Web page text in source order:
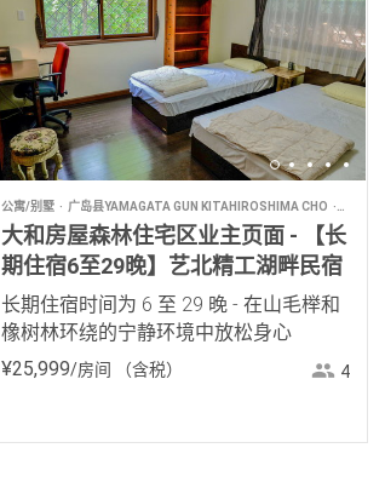
公寓/别墅 广岛县YAMAGATA GUN KITAHIROSHIMA CHO
大和房屋森林住宅区业主页面 - 【长
期住宿6至29晚】艺北精工湖畔民宿
长期住宿时间为 6 至 29 晚 - 在山毛榉和
橡树林环绕的宁静环境中放松身心
¥25,999/房间 （含税） 4